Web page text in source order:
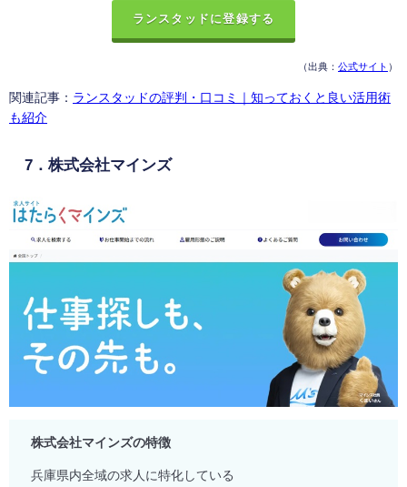
ランスタッドに登録する
（出典： 公式サイト ）
関連記事： ランスタッドの評判・口コミ｜知っておくと良い活用術
も紹介
7．株式会社マインズ
株式会社マインズの特徴
兵庫県内全域の求人に特化している